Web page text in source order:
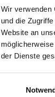
Wir verwenden
und die
Website an
der Dienste
der
privaten, nicht
Hinweis. Bei
ist in